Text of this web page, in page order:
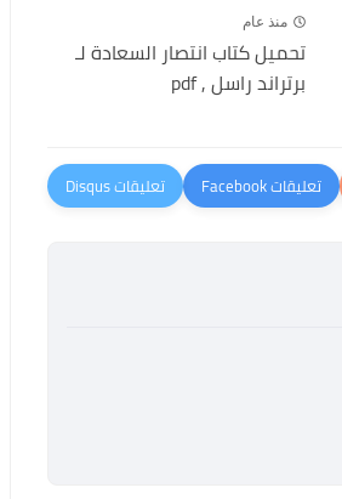
منذ عام
تحميل كتاب انتصار السعادة لـ
برتراند راسل , pdf